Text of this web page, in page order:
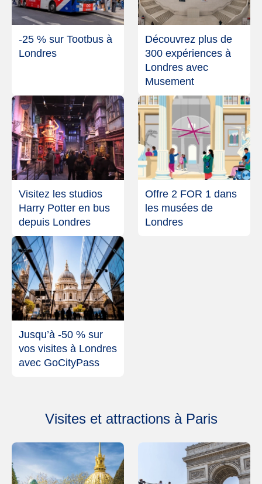
-25 % sur Tootbus à
Londres
Découvrez plus de
300 expériences à
Londres avec
Musement
Visitez les studios
Harry Potter en bus
depuis Londres
Offre 2 FOR 1 dans
les musées de
Londres
Jusqu’à -50 % sur
vos visites à Londres
avec GoCityPass
Visites et attractions à Paris